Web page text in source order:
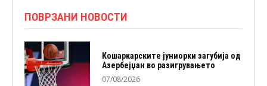
ПОВРЗАНИ НОВОСТИ
Кошаркарските јуниорки загубија од
Азербејџан во разигрувањето
07/08/2026